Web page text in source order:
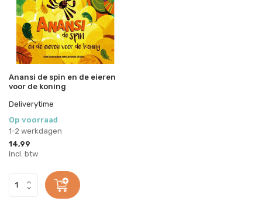
Anansi de spin en de eieren
voor de koning
Deliverytime
Op voorraad
1-2 werkdagen
14,99
Incl. btw